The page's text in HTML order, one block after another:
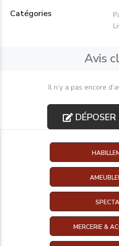
Catégories
Avis
Il n’y a pas encore
MERCERIE &